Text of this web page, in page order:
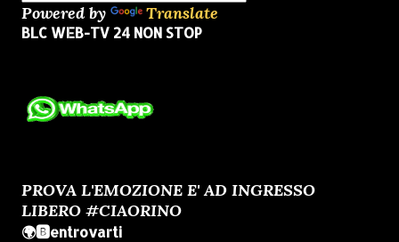
Powered by Translate
BLC WEB-TV 24 NON STOP
PROVA L'EMOZIONE E' AD INGRESSO
LIBERO #CIAORINO
🌍🅱️entrovarti